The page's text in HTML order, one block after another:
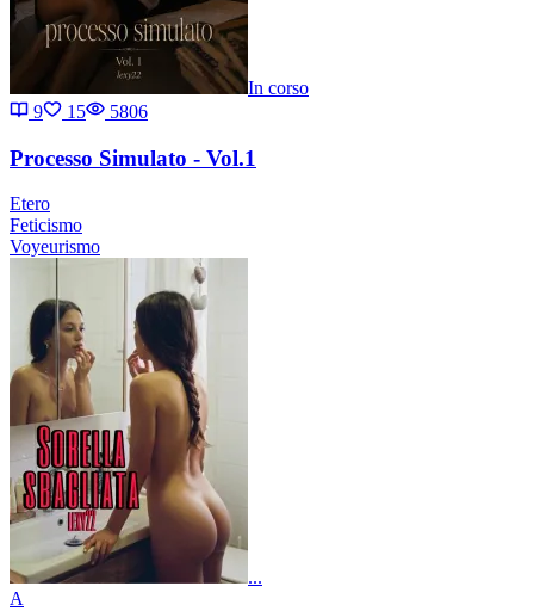
In corso
9
15 5806
Processo Simulato - Vol.1
Etero
Feticismo
Voyeurismo
...
A